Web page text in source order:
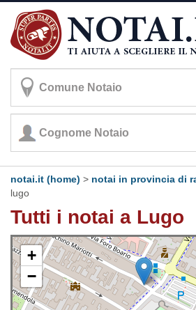
notai.it (home) > notai in provincia di
lugo
Tutti i notai a Lugo
+
−